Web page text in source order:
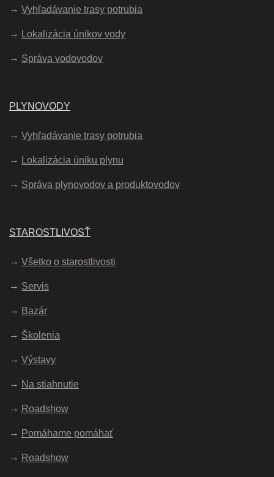
Vyhľadávanie trasy potrubia
Lokalizácia únikov vody
Správa vodovodov
PLYNOVODY
Vyhľadávanie trasy potrubia
Lokalizácia úniku plynu
Správa plynovodov a produktovodov
STAROSTLIVOSŤ
Všetko o starostlivosti
Servis
Bazár
Školenia
Výstavy
Na stiahnutie
Roadshow
Pomáhame pomáhať
Roadshow